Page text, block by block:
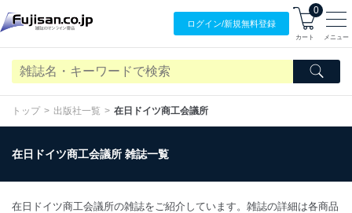
ログイン/新規無料登録
0
カート メニュー
トップ 出版社一覧 在日ドイツ商工会議所
在日ドイツ商工会議所 雑誌一覧
在日ドイツ商工会議所の雑誌をご紹介しています。雑誌の詳細は各商品